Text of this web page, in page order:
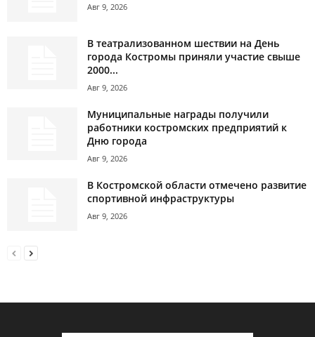
Авг 9, 2026
В театрализованном шествии на День
города Костромы приняли участие свыше
2000...
Авг 9, 2026
Муниципальные награды получили
работники костромских предприятий к
Дню города
Авг 9, 2026
В Костромской области отмечено развитие
спортивной инфраструктуры
Авг 9, 2026